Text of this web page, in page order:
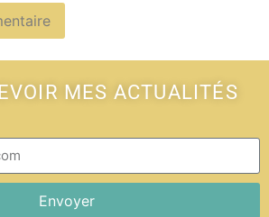
MES ACTUALITÉS
Envoyer